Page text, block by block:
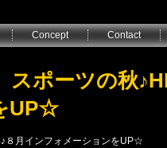
Concept Contact
ポーツの秋
UP☆
８月インフォメーションをUP☆